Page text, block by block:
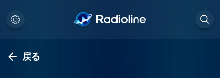
戻る